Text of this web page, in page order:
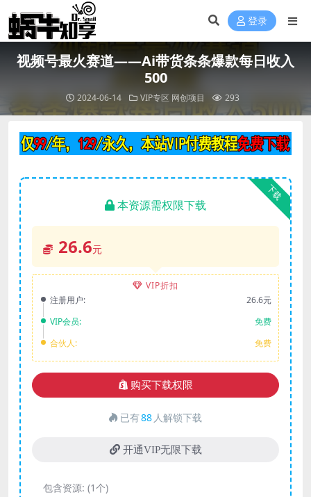
登录
视频号最火赛道——Ai带货条条爆款每日收入
500
2024-06-14 VIP专区 网创项目 293
下载
本资源需权限下载
26.6元
VIP折扣
注册用户:
26.6元
VIP会员:
免费
合伙人:
免费
购买下载权限
已有88 人解锁下载
开通VIP无限下载
包含资源: (1个)